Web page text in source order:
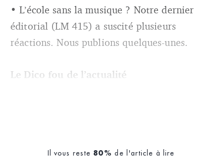
• L’école sans la musique ? Notre dernier
éditorial (LM 415) a suscité plusieurs
réactions. Nous publions quelques-unes.
Le Dico fou de l’actualité
Il vous reste 80% de l'article à lire